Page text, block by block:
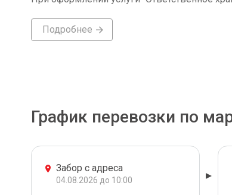
Подробнее
График перевозки по
Забор с адреса
04.08.2026 до 10:00